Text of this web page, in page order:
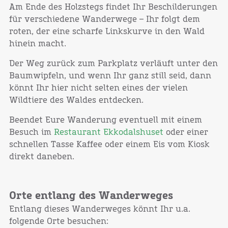
Am Ende des Holzstegs findet Ihr Beschilderungen
für verschiedene Wanderwege – Ihr folgt dem
roten, der eine scharfe Linkskurve in den Wald
hinein macht.
Der Weg zurück zum Parkplatz verläuft unter den
Baumwipfeln, und wenn Ihr ganz still seid, dann
könnt Ihr hier nicht selten eines der vielen
Wildtiere des Waldes entdecken.
Beendet Eure Wanderung eventuell mit einem
Besuch im Restaurant Ekkodalshuset oder einer
schnellen Tasse Kaffee oder einem Eis vom Kiosk
direkt daneben.
Orte entlang des Wanderweges
Entlang dieses Wanderweges könnt Ihr u.a.
folgende Orte besuchen: